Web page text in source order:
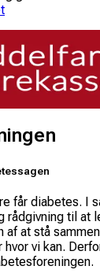
får diabetes. I
til at
af at stå
vi kan.